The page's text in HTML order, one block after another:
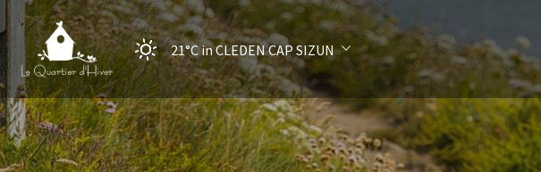
21°C in CLEDEN CAP SIZUN